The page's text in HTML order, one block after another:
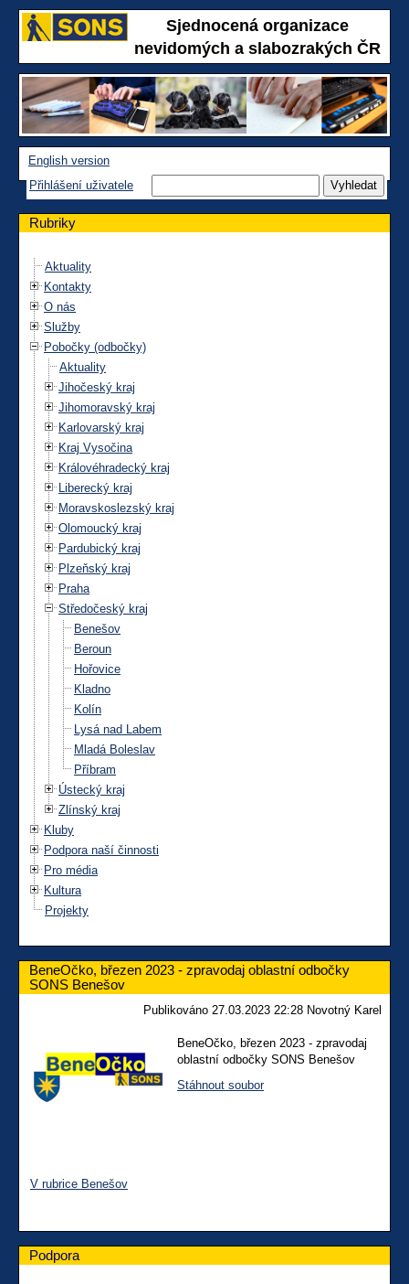
Sjednocená organizace
nevidomých a slabozrakých ČR
English version
Přihlášení uživatele
Rubriky
Aktuality
Kontakty
O nás
Služby
Pobočky (odbočky)
Aktuality
Jihočeský kraj
Jihomoravský kraj
Karlovarský kraj
Kraj Vysočina
Královéhradecký kraj
Liberecký kraj
Moravskoslezský kraj
Olomoucký kraj
Pardubický kraj
Plzeňský kraj
Praha
Středočeský kraj
Benešov
Beroun
Hořovice
Kladno
Kolín
Lysá nad Labem
Mladá Boleslav
Příbram
Ústecký kraj
Zlínský kraj
Kluby
Podpora naší činnosti
Pro média
Kultura
Projekty
BeneOčko, březen 2023 - zpravodaj oblastní odbočky
SONS Benešov
Publikováno 27.03.2023 22:28 Novotný Karel
BeneOčko, březen 2023 - zpravodaj
oblastní odbočky SONS Benešov
Stáhnout soubor
V rubrice Benešov
Podpora